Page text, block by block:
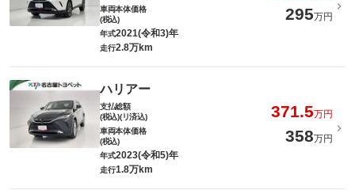
車両本体価格
(税込)
295万円
年式2021(令和3)年
走行2.8万km
ハリアー
支払総額
(税込)(リ済込)
371.5万円
車両本体価格
(税込)
358万円
年式2023(令和5)年
走行1.8万km